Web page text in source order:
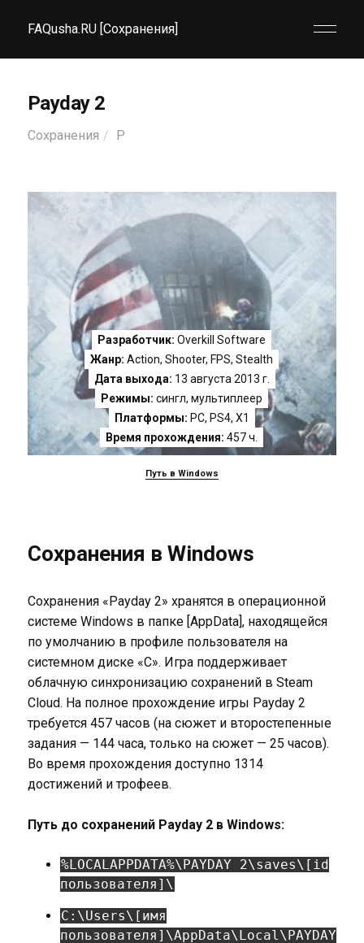
FAQusha.RU [Сохранения]
Payday 2
Сохранения P
Разработчик: Overkill Software
Жанр: Action,Shooter, FPS,Stealth
Дата выхода: 13 августа 2013 г.
Режимы: сингл, мультиплеер
Платформы: PC, PS4, X1
Время прохождения: 457 ч.
Путь в Windows
Сохранения в Windows
Сохранения «Payday 2» хранятся в операционной
системе Windows в папке [AppData], находящейся
по умолчанию в профиле пользователя на
системном диске «C». Игра поддерживает
облачную синхронизацию сохранений в Steam
Cloud. На полное прохождение игры Payday 2
требуется 457 часов (на сюжет и второстепенные
задания — 144 часа, только на сюжет — 25 часов).
Во время прохождения доступно 1314
достижений и трофеев.
Путь до сохранений Payday 2 в Windows:
%LOCALAPPDATA%\PAYDAY 2\saves\[id
пользователя]\
C:\Users\[имя
пользователя]\AppData\Local\PAYDAY